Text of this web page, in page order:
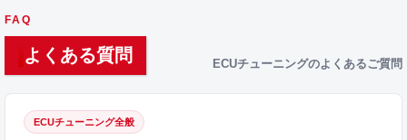
FAQ
よくある質問 ECUチューニングのよくあるご質問
ECUチューニング全般